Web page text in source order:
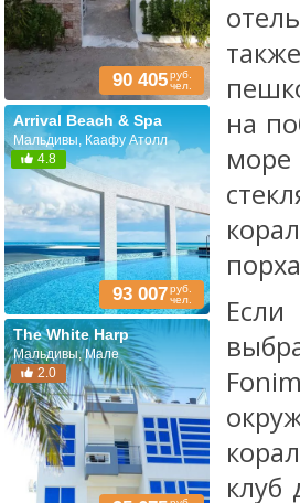
90 405руб.
чел.
Arrival Beach & Spa
Мальдивы, Каафу Атолл
4.8
93 007руб.
чел.
The White Harp
Мальдивы, Мале
2.0
на
клуб